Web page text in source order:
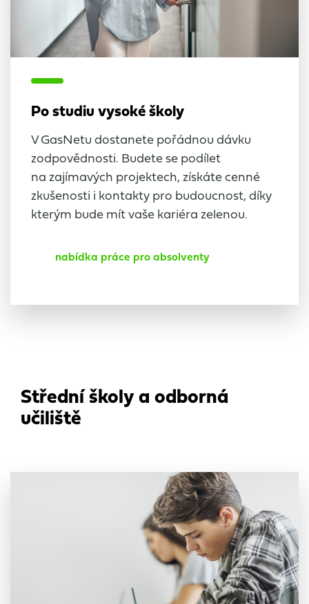
Po studiu vysoké školy
V GasNetu dostanete pořádnou dávku
zodpovědnosti. Budete se podílet
na zajímavých projektech, získáte cenné
zkušenosti i kontakty pro budoucnost, díky
kterým bude mít vaše kariéra zelenou.
nabídka práce pro absolventy
Střední školy a odborná
učiliště